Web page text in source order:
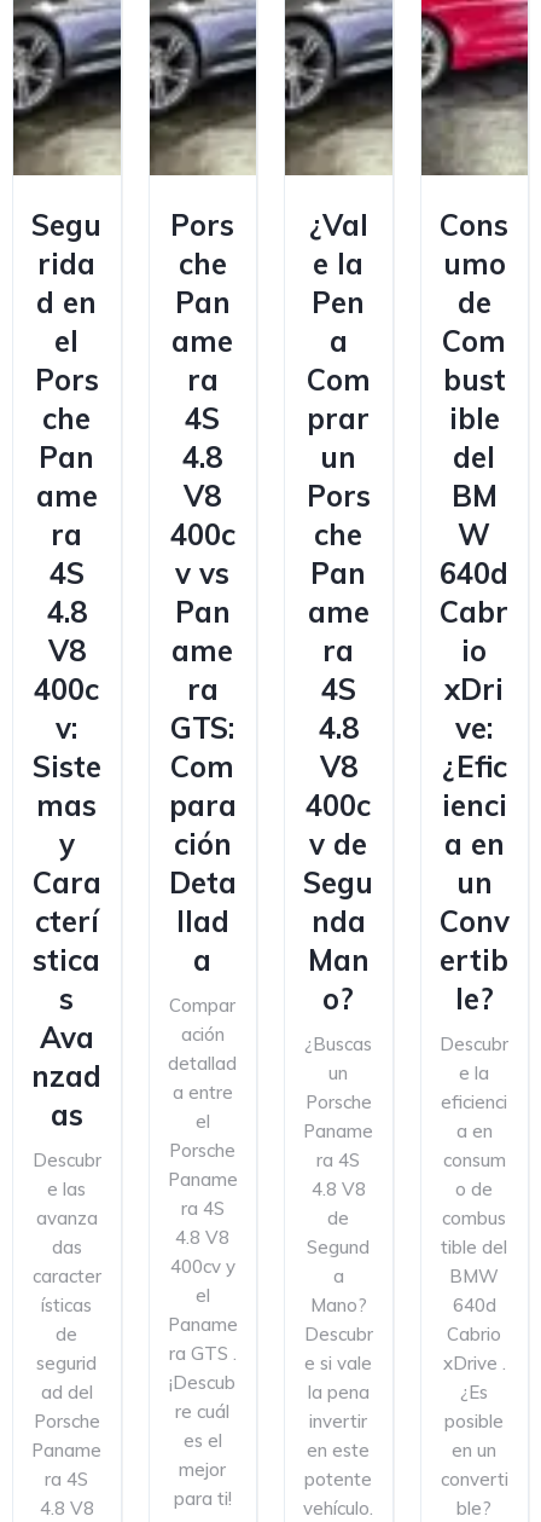
Segu
rida
d en
el
Pors
che
Pan
ame
ra
4S
4.8
V8
400c
v:
Siste
mas
y
Cara
cterí
stica
s
Ava
nzad
as
Descubr
e las
avanza
das
caracter
ísticas
de
segurid
ad del
Porsche
Paname
ra 4S
4.8 V8
Pors
che
Pan
ame
ra
4S
4.8
V8
400c
v vs
Pan
ame
ra
GTS:
Com
para
ción
Deta
llad
a
Compar
ación
detallad
a entre
el
Porsche
Paname
ra 4S
4.8 V8
400cv y
el
Paname
ra GTS .
¡Descub
re cuál
es el
mejor
para ti!
¿Val
e la
Pen
a
Com
prar
un
Pors
che
Pan
ame
ra
4S
4.8
V8
400c
v de
Segu
nda
Man
o?
¿Buscas
un
Porsche
Paname
ra 4S
4.8 V8
de
Segund
a
Mano?
Descubr
e si vale
la pena
invertir
en este
potente
vehículo.
Cons
umo
de
Com
bust
ible
del
BM
W
640d
Cabr
io
xDri
ve:
¿Efic
ienci
a en
un
Conv
ertib
le?
Descubr
e la
eficienci
a en
consum
o de
combus
tible del
BMW
640d
Cabrio
xDrive .
¿Es
posible
en un
converti
ble?